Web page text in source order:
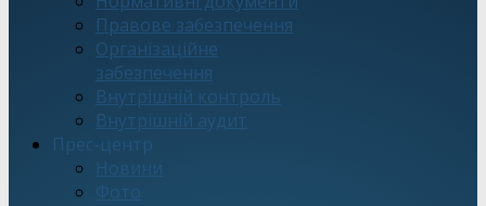
Правове забезпечення
Організаційне
забезпечення
Внутрішній контроль
Внутрішній аудит
Прес-центр
Новини
Фото